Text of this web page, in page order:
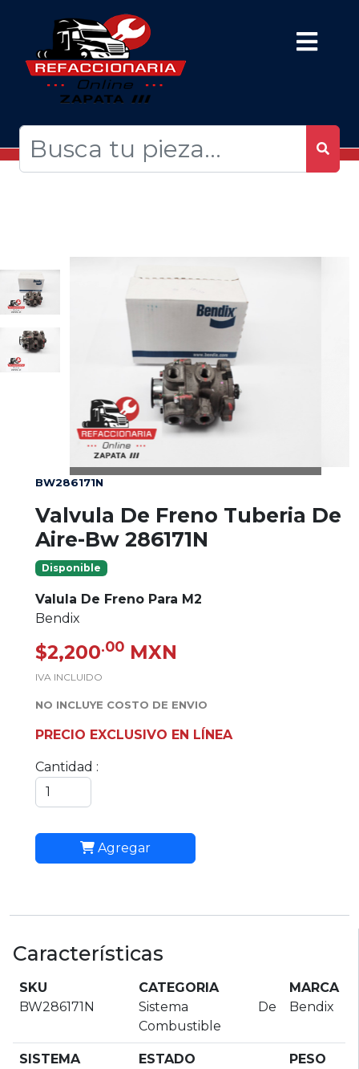
BW286171N
Valvula De Freno Tuberia De
Aire-Bw 286171N
Disponible
Valula De Freno Para M2
Bendix
$2,200.00 MXN
IVA INCLUIDO
NO INCLUYE COSTO DE ENVIO
PRECIO EXCLUSIVO EN LÍNEA
Cantidad :
Agregar
Características
SKU
BW286171N
CATEGORIA
Sistema De
Combustible
MARCA
Bendix
SISTEMA
ESTADO
PESO